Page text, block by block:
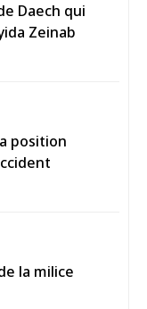
Daech qui
Zeinab
position
la milice